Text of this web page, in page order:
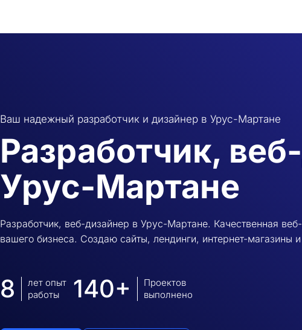
Ваш надежный разработчик и дизайнер в Урус-Мартане
Разработчик,
Урус-Мартане
Разработчик, веб-дизайнер в Урус-Мартане. Качественная
вашего бизнеса. Создаю сайты, лендинги, интернет-магазины и
8
лет опыт
работы
140+
Проектов
выполнено